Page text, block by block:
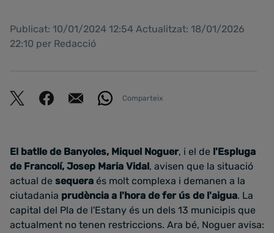
Publicat: 10/01/2024 12:54 Actualitzat: 18/01/2026
22:10 per Redacció
Comparteix
El batlle de Banyoles, Miquel Noguer, i el de l'Espluga
de Francolí, Josep Maria Vidal, avisen que la situació
actual de sequera és molt complexa i demanen a la
ciutadania prudència a l'hora de fer ús de l'aigua. La
capital del Pla de l'Estany és un dels 13 municipis que
actualment no tenen restriccions. Ara bé, Noguer avisa: